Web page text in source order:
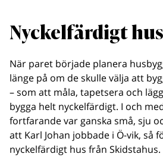
Nyckelfärdigt hus
När paret började planera
länge på om de skulle välja att
– som att måla, tapetsera och
bygga helt nyckelfärdigt. I och
fortfarande var ganska små, sju
att Karl Johan jobbade i Ö-vik, så
nyckelfärdigt hus från Skidstahus.